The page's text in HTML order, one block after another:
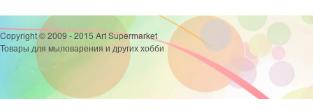
Copyright © 2009 - 2015 Art Supermarket
Товары для мыловарения и других хобби